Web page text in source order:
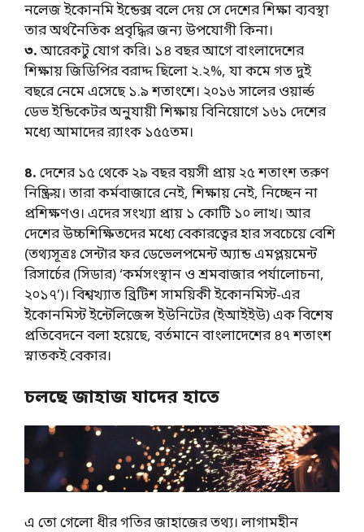
নলেজ ইকোনমি ইন্ডেক্স বলে দেয় সে দেশের শিক্ষা ব্যবস্থা
তার অর্থনৈতিক প্রবৃদ্ধির জন্য উপযোগী কিনা।
৩.আরেকটু যোগ করি। ১৪ বছর আগে বাংলাদেশের
শিক্ষায় জিডিপির বরাদ্দ ছিলো ২.২%, যা কমে গত দুই
বছরে নেমে এসেছে ১.৯ শতাংশে। ২০১৬ সালের ওয়ার্ল্ড
ডেভ ইন্ডিকেটর অনু্যায়ী শিক্ষায় বিনিয়োগে ১৬১ দেশের
মধ্যে আমাদের র‍্যাংক ১৫৫তম।
৪. দেশের ১৫ থেকে ২৯ বছর বয়সী প্রায় ২৫ শতাংশ তরুণ
নিষ্ক্রিয়। তারা কর্মবাজারে নেই, শিক্ষায় নেই, নিচ্ছেন না
প্রশিক্ষণও। এদের সংখ্যা প্রায় ১ কোটি ১০ লাখ। আর
দেশের উচ্চশিক্ষিতদের মধ্যে বেকারত্বের হার সবচেয়ে বেশি
(তথ্যসূত্রঃ সেন্টার ফর ডেভেলপমেন্ট অ্যান্ড এমপ্লয়মেন্ট
রিসার্চের (সিডার) ‘কর্মসংস্থান ও শ্রমবাজার পর্যালোচনা,
২০১৭’)। বিশ্বখ্যাত ব্রিটিশ সাময়িকী ইকোনমিস্ট-এর
ইকোনমিস্ট ইন্টেলিজেন্স ইউনিটের (ইআইইউ) এক বিশেষ
প্রতিবেদনে বলা হয়েছে, বর্তমানে বাংলাদেশের ৪৭ শতাংশ
স্নাতকই বেকার।
চলছে জাহাজ যাদের হাতে
এ তো গেলো ধীর গতির জাহাজের তথ্য। লাগামহীন